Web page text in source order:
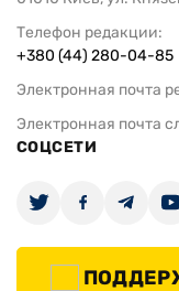
Телефон редакции:
+380 (44) 280-04-85
Электронная почта
Электронная почта
СОЦСЕТИ